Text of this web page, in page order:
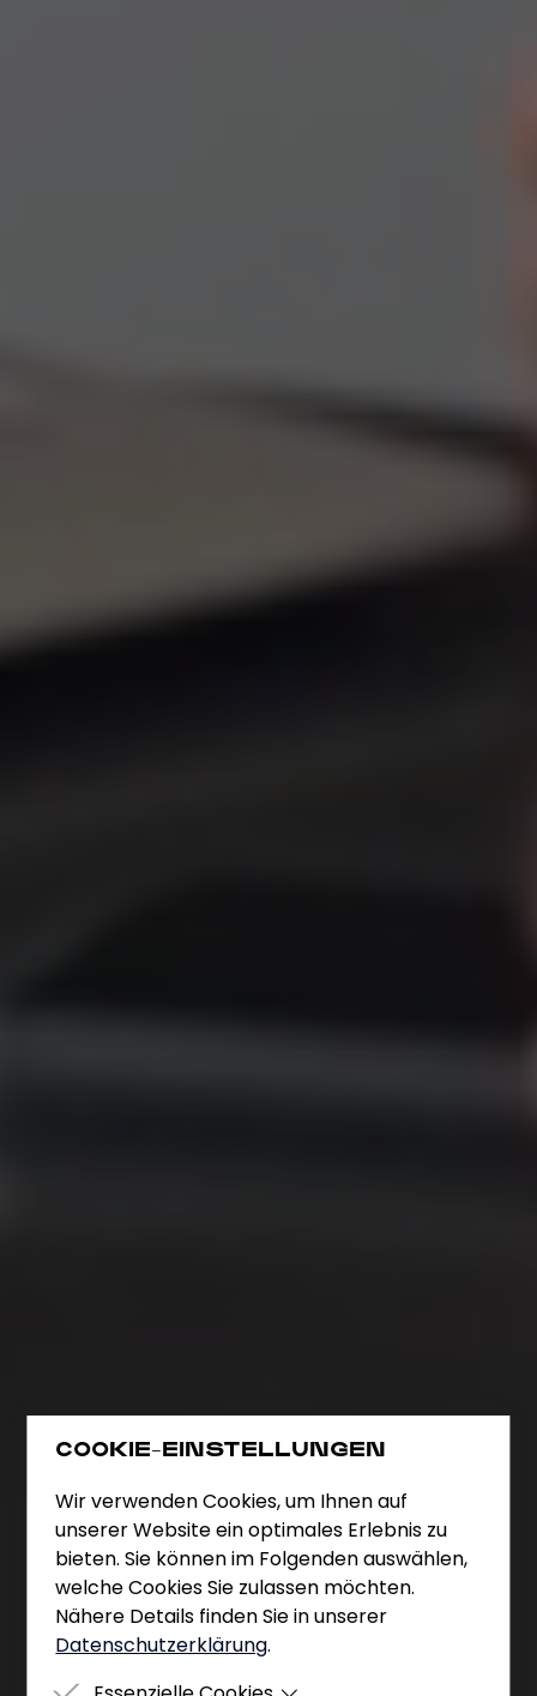
COOKIE-EINSTELLUNGEN
Wir verwenden Cookies, um Ihnen auf
unserer Website ein optimales Erlebnis zu
bieten. Sie können im Folgenden auswählen,
welche Cookies Sie zulassen möchten.
Nähere Details finden Sie in unserer
Datenschutzerklärung.